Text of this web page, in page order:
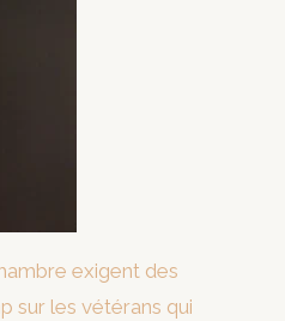
exigent des
sur les vétérans qui